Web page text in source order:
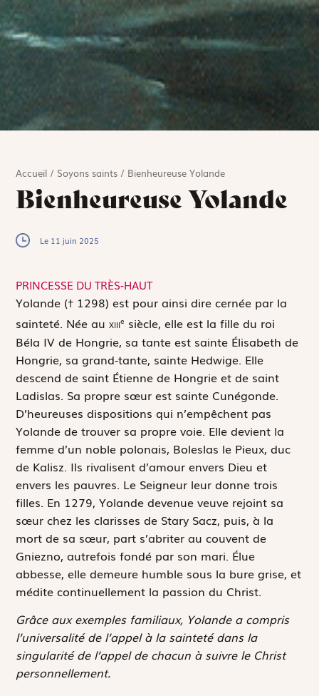
Accueil / Soyons saints / Bienheureuse Yolande
Bienheureuse Yolande
Le 11 juin 2025
PRINCESSE DU TRÈS-HAUT
Yolande († 1298) est pour ainsi dire cernée par la
sainteté. Née auxiiie siècle, elle est la fille du roi
Béla IV de Hongrie, sa tante est sainte Élisabeth de
Hongrie, sa grand-tante, sainte Hedwige. Elle
descend de saint Étienne de Hongrie et de saint
Ladislas. Sa propre sœur est sainte Cunégonde.
D’heureuses dispositions qui n’empêchent pas
Yolande de trouver sa propre voie. Elle devient la
femme d’un noble polonais, Boleslas le Pieux, duc
de Kalisz. Ils rivalisent d’amour envers Dieu et
envers les pauvres. Le Seigneur leur donne trois
filles. En 1279, Yolande devenue veuve rejoint sa
sœur chez les clarisses de Stary Sacz, puis, à la
mort de sa sœur, part s’abriter au couvent de
Gniezno, autrefois fondé par son mari. Élue
abbesse, elle demeure humble sous la bure grise, et
médite continuellement la passion du Christ.
Grâce aux exemples familiaux, Yolande a compris
l’universalité de l’appel à la sainteté dans la
singularité de l’appel de chacun à suivre le Christ
personnellement.